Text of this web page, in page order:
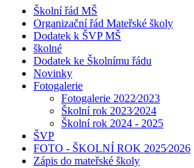
Školní řád MŠ
Organizační řád Mateřské školy
Dodatek k ŠVP MŠ
školné
Dodatek ke Školnímu řádu
Novinky
Fotogalerie
Fotogalerie 2022⁄2023
Školní rok 2023⁄2024
Školní rok 2024 - 2025
ŠVP
FOTO - ŠKOLNÍ ROK 2025⁄2026
Zápis do mateřské školy